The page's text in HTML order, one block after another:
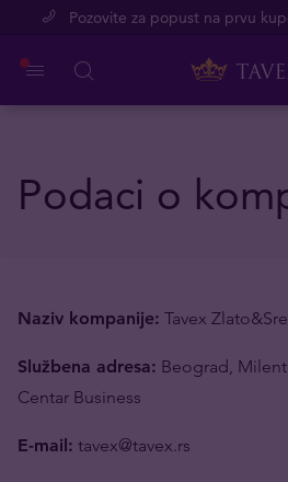
Pozovite za popust na prvu
Podaci o
Naziv kompanije: Tavex
Službena adresa: Beograd,
Centar Business
E-mail: tavex@tavex.rs